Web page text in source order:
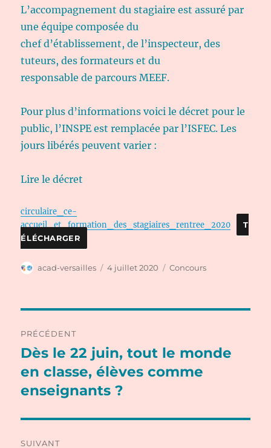
L’accompagnement du stagiaire est assuré par
une équipe composée du
chef d’établissement, de l’inspecteur, des
tuteurs, des formateurs et du
responsable de parcours MEEF.
Pour plus d’informations voici le décret pour le
public, l’INSPE est remplacée par l’ISFEC. Les
jours libérés peuvent varier :
Lire le décret
circulaire_ce-
accueil_et_formation_des_stagiaires_rentree_2020
T
ÉLÉCHARGER
Auteur
acad-versailles
Publié
4 juillet 2020 Catégories
Concours
de
l’article
PRÉCÉDENT
Publication
précédente :
Dès le 22 juin, tout le monde
en classe, élèves comme
enseignants ?
SUIVANT